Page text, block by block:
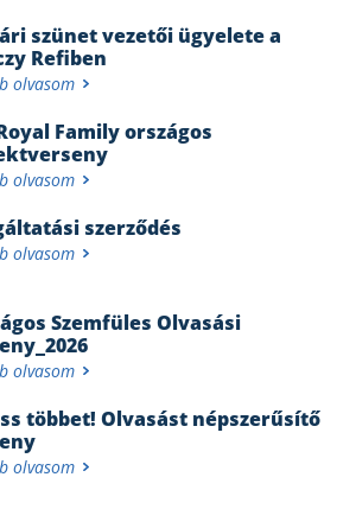
szünet vezetői ügyelete a
Refiben
olvasom
Family országos
olvasom
szerződés
olvasom
Szemfüles Olvasási
olvasom
többet! Olvasást népszerűsítő
olvasom